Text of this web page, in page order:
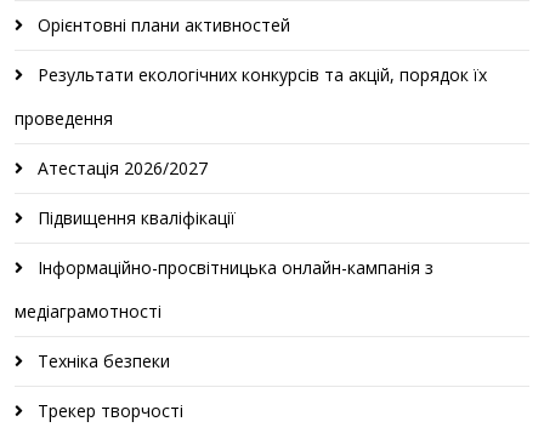
Орієнтовні плани активностей
Результати екологічних конкурсів та акцій, порядок їх
проведення
Атестація 2026/2027
Підвищення кваліфікації
Інформаційно-просвітницька онлайн-кампанія з
медіаграмотності
Техніка безпеки
Трекер творчості